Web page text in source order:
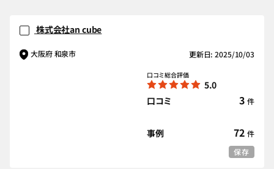
株式会社an cube
大阪府 和泉市 更新日: 2025/10/03
口コミ総合評価
5.0
口コミ
3 件
事例 72 件
保存